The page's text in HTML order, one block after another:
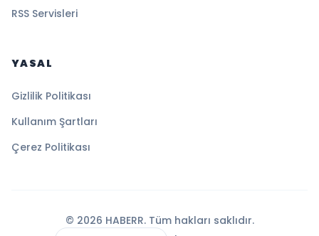
RSS Servisleri
YASAL
Gizlilik Politikası
Kullanım Şartları
Çerez Politikası
© 2026 HABERR. Tüm hakları saklıdır.